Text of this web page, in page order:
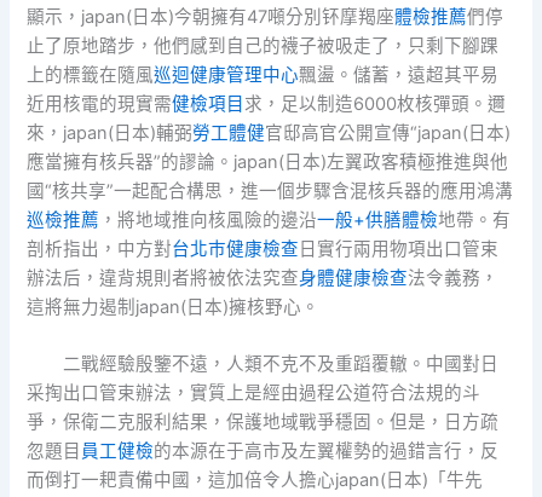
顯示，japan(日本)今朝擁有47噸分別钚摩羯座體檢推薦們停
止了原地踏步，他們感到自己的襪子被吸走了，只剩下腳踝
上的標籤在隨風巡迴健康管理中心飄盪。儲蓄，遠超其平易
近用核電的現實需健檢項目 求，足以制造6000枚核彈頭。邇
來，japan(日本)輔弼勞工體健官邸高官公開宣傳“japan(日本)
應當擁有核兵器”的謬論。japan(日本)左翼政客積極推進與他
國“核共享”一起配合構思，進一個步驟含混核兵器的應用鴻溝
巡檢推薦 ，將地域推向核風險的邊沿一般+供膳體檢地帶。有
剖析指出，中方對台北巿健康檢查 日實行兩用物項出口管束
辦法后，違背規則者將被依法究查身體健康檢查法令義務，
這將無力遏制japan(日本)擁核野心。
二戰經驗殷鑒不遠，人類不克不及重蹈覆轍。中國對日
采掏出口管束辦法，實質上是經由過程公道符合法規的斗
爭，保衛二克服利結果，保護地域戰爭穩固。但是，日方疏
忽題目 員工健檢的本源在于高市及左翼權勢的過錯言行，反
而倒打一耙責備中國，這加倍令人擔心japan(日本)「牛先